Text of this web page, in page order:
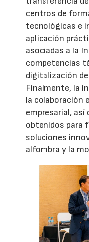
centros de
tecnológicas e
aplicación
asociadas a la
competencias
digitalización
Finalmente, la
la colaboración
empresarial,
obtenidos para
soluciones
alfombra y la